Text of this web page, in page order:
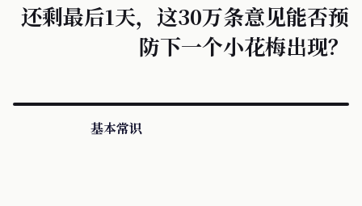
还剩最后1天，这30万条意见能否预
防下一个小花梅出现？
基本常识